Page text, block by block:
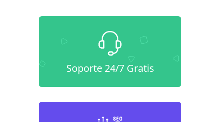
Soporte 24/7 Gratis